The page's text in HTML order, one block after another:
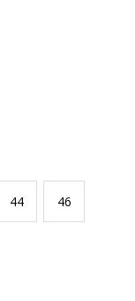
44 46